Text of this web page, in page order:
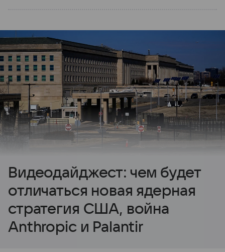
Видеодайджест: чем будет
отличаться новая ядерная
стратегия США, война
Anthropic и Palantir